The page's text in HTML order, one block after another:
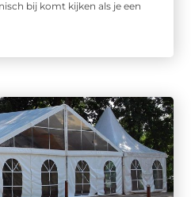
bij komt kijken als je een